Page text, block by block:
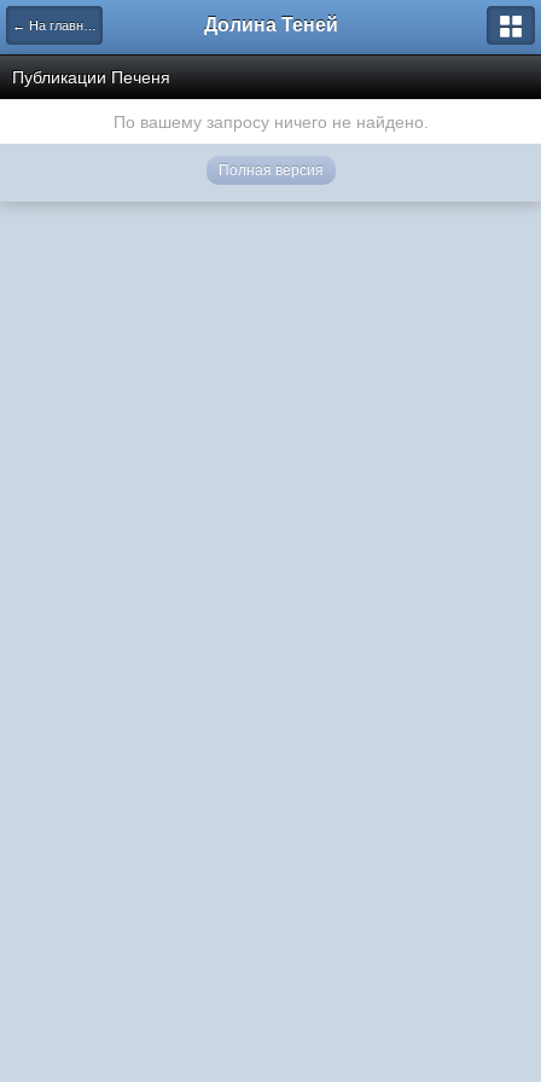
← На главную Долина Теней
Публикации Печеня
По вашему запросу ничего не найдено.
Полная версия